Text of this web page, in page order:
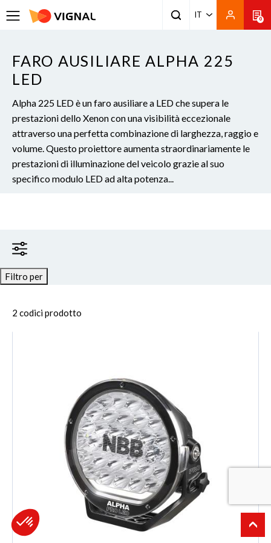
IT 0
FARO AUSILIARE ALPHA 225
LED
Alpha 225 LED è un faro ausiliare a LED che supera le
prestazioni dello Xenon con una visibilità eccezionale
attraverso una perfetta combinazione di larghezza, raggio e
volume. Questo proiettore aumenta straordinariamente le
prestazioni di illuminazione del veicolo grazie al suo
specifico modulo LED ad alta potenza...
Filtro per
2 codici prodotto